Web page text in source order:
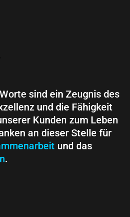
Worte sind ein Zeugnis des
und die Fähigkeit
Kunden zum Leben
an dieser Stelle für
und das
.